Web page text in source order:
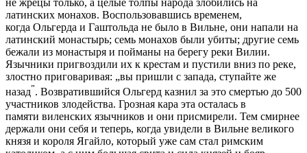
латинских монахов. Воспользовавшись временем,
когда Ольгерда и Гаштольда не было в Вильне, они напали на
латинский монастырь; семь монахов были убиты; другие семь
бежали из монастыря и пойманы на берегу реки Вилии.
Язычники пригвоздили их к крестам и пустили вниз по реке,
злостно приговаривая: „вы пришли с запада, ступайте же
назад”. Возвратившийся Ольгерд казнил за это смертью до 500
участников злодейства. Грозная кара эта осталась в
памяти виленских язычников и они присмирели. Тем смирнее
держали они себя и теперь, когда увидели в Вильне великого
князя и короля Ягайло, который уже сам стал римским